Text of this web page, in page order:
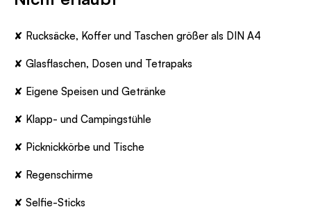
✘ Rucksäcke, Koffer und Taschen größer als DIN A4
✘ Glasflaschen, Dosen und Tetrapaks
✘ Eigene Speisen und Getränke
✘ Klapp- und Campingstühle
✘ Picknickkörbe und Tische
✘ Regenschirme
✘ Selfie-Sticks